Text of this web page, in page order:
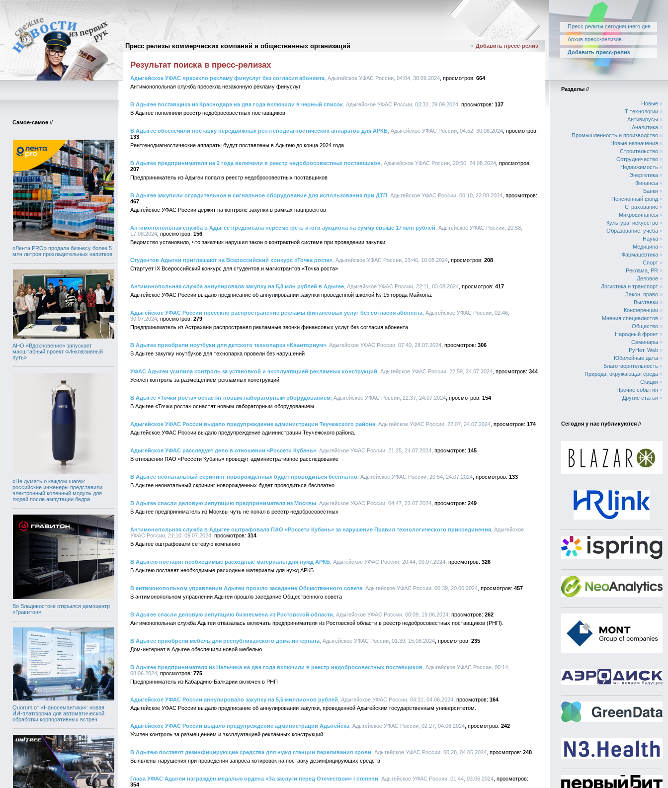
Пресс релизы коммерческих компаний и общественных организаций
Пресс релизы сегодняшнего дня
Архив пресс-релизов
Добавить пресс-релиз
Самое-самое //
«Лента PRO» продала бизнесу более 5
млн литров прохладительных напитков
АНО «Вдохновение» запускает
масштабный проект «Инклюзивный
путь»
«Не думать о каждом шаге»:
российские инженеры представили
электронный коленный модуль для
людей после ампутации бедра
Во Владивостоке открылся демоцентр
«Гравитон»
Quorum от «Наносемантики»: новая
ИИ-платформа для автоматической
обработки корпоративных встреч
Поиск в пресс-релизах// » Добавить пресс-релиз
Результат поиска в пресс-релизах
Адыгейское УФАС пресекло рекламу финуслуг без согласия абонента , Адыгейское УФАС России, 04:04, 30.09.2024
664
Антимонопольная служба пресекла незаконную рекламу финуслуг
В Адыгее поставщика из Краснодара на два года включили в черный список , Адыгейское УФАС России, 03:32, 29.09.2024
137
В Адыгее пополнили реестр недобросовестных поставщиков
В Адыгее обеспечили поставку передвижных рентгенодиагностических аппаратов для АРКБ , Адыгейское УФАС России, 04:52, 30.08.2024
133
Рентгенодиагностические аппараты будут поставлены в Адыгею до конца 2024 года
В Адыгее предпринимателя на 2 года включили в реестр недобросовестных поставщиков , Адыгейское УФАС России, 20:50, 24.08.2024
207
Предприниматель из Адыгеи попал в реестр недобросовестных поставщиков
В Адыгее закупили оградительное и сигнальное оборудование для использования при ДТП , Адыгейское УФАС России, 00:10, 22.08.2024
467
Адыгейское УФАС России держит на контроле закупки в рамках нацпроектов
Антимонопольная служба в Адыгее предписала пересмотреть итоги аукциона на сумму свыше 17 млн рублей , Адыгейское УФАС России, 20:58,
17.08.2024
156
Ведомство установило, что заказчик нарушил закон о контрактной системе при проведении закупки
Студентов Адыгеи приглашают на Всероссийский конкурс «Точка роста» , Адыгейское УФАС России, 23:46, 10.08.2024
208
Cтартует IX Всероссийский конкурс для студентов и магистрантов «Точка роста»
Антимонопольная служба аннулировала закупку на 5,8 млн рублей в Адыгее , Адыгейское УФАС России, 22:11, 03.08.2024
417
Адыгейское УФАС России выдало предписание об аннулировании закупки проведенной школой № 15 города Майкопа.
Адыгейское УФАС России пресекло распространение рекламы финансовых услуг без согласия абонента , Адыгейское УФАС России, 02:46,
30.07.2024
279
Предприниматель из Астрахани распространял рекламные звонки финансовых услуг без согласия абонента
В Адыгее приобрели ноутбуки для детского технопарка «Кванториум» , Адыгейское УФАС России, 07:40, 28.07.2024
306
В Адыгее закупку ноутбуков для технопарка провели без нарушений
УФАС Адыгеи усилила контроль за установкой и эксплуатацией рекламных конструкций , Адыгейское УФАС России, 22:59, 24.07.2024
344
Усилен контроль за размещением рекламных конструкций
В Адыгее «Точки роста» оснастят новым лабораторным оборудованием , Адыгейское УФАС России, 22:37, 24.07.2024
154
В Адыгее «Точки роста» оснастят новым лабораторным оборудованием
Адыгейское УФАС России выдало предупреждение администрации Теучежского района , Адыгейское УФАС России, 22:07, 24.07.2024
174
Адыгейское УФАС России выдало предупреждение администрации Теучежского района.
Адыгейское УФАС расследует дело в отношении «Россети Кубань» , Адыгейское УФАС России, 21:25, 24.07.2024
145
В отношении ПАО «Россети Кубань» проведут административное расследование
В Адыгее неонатальный скрининг новорожденных будет проводиться бесплатно , Адыгейское УФАС России, 20:54, 24.07.2024
133
В Адыгее неонатальный скрининг новорожденных будет проводиться бесплатно
В Адыгее спасли деловую репутацию предпринимателя из Москвы , Адыгейское УФАС России, 04:47, 22.07.2024
249
В Адыгее предприниматель из Москвы чуть не попал в реестр недобросовестных
Антимонопольная служба в Адыгее оштрафовала ПАО «Россети Кубань» за нарушение Правил технологического присоединения , Адыгейское
УФАС России, 21:10, 09.07.2024
314
В Адыгее оштрафовали сетевую компанию
В Адыгею поставят необходимые расходные материалы для нужд АРКБ , Адыгейское УФАС России, 20:44, 09.07.2024
326
В Адыгею поставят необходимые расходные материалы для нужд АРКБ
В антимонопольном управлении Адыгеи прошло заседание Общественного совета , Адыгейское УФАС России, 00:39, 20.06.2024
457
В антимонопольном управлении Адыгеи прошло заседание Общественного совета
В Адыгее спасли деловую репутацию бизнесмена из Ростовской области , Адыгейское УФАС России, 00:09, 19.06.2024
262
Антимонопольная служба Адыгеи отказалась включать предпринимателя из Ростовской области в реестр недобросовестных поставщиков (РНП).
В Адыгее приобрели мебель для республиканского дома-интерната , Адыгейское УФАС России, 01:39, 15.06.2024
235
Дом-интернат в Адыгее обеспечили новой мебелью
В Адыгее предпринимателя из Нальчика на два года включили в реестр недобросовестных поставщиков , Адыгейское УФАС России, 00:14,
08.06.2024
775
Предприниматель из Кабардино-Балкарии включен в РНП
Адыгейское УФАС России аннулировало закупку на 5,5 миллионов рублей , Адыгейское УФАС России, 04:31, 04.06.2024
164
Адыгейское УФАС России выдало предписание об аннулировании закупки, проведенной Адыгейским государственным университетом.
Адыгейское УФАС России выдало предупреждение администрации Адыгейска , Адыгейское УФАС России, 02:27, 04.06.2024
242
Усилен контроль за размещением и эксплуатацией рекламных конструкций
В Адыгею поставят дезинфицирующие средства для нужд станции переливания крови , Адыгейское УФАС России, 00:28, 04.06.2024
248
Выявлены нарушения при проведении запроса котировок на поставку дезинфицирующих средств
Глава УФАС Адыгеи награждён медалью ордена «За заслуги перед Отечеством» I степени , Адыгейское УФАС России, 01:44, 03.06.2024
354
Разделы //
Новые «
IT технологии «
Антивирусы «
Аналитика «
Промышленность и производство «
Новые назначения «
Строительство «
Сотрудничество «
Недвижимость «
Энергетика «
Финансы «
Банки «
Пенсионный фонд «
Страхование «
Микрофинансы «
Культура, искусство «
Образование, учеба «
Наука «
Медицина «
Фармацевтика «
Спорт «
Реклама, PR «
Деловое «
Логистика и транспорт «
Закон, право «
Выставки «
Конференции «
Мнения специалистов «
Общество «
Народный фронт «
Семинары «
РуНет, Web «
Юбилейные даты «
Благотворительность «
Природа, окружающая среда «
Скидки «
Прочие события «
Другие статьи «
Сегодня у нас публикуются //